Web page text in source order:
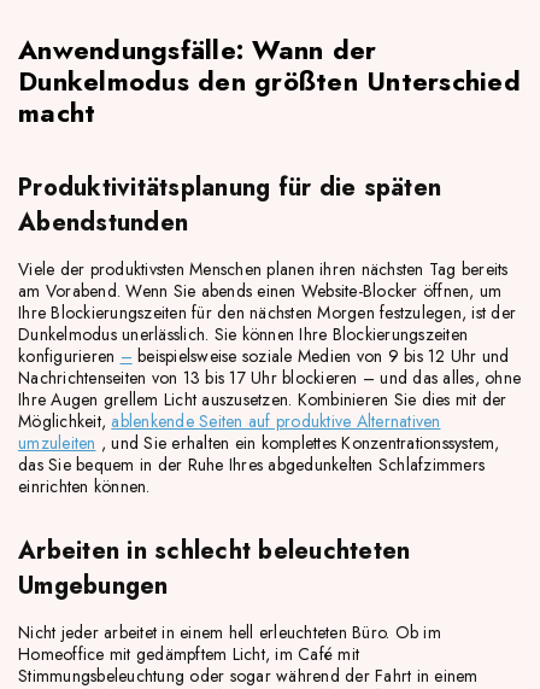
Anwendungsfälle: Wann der
Dunkelmodus den größten Unterschied
macht
Produktivitätsplanung für die späten
Abendstunden
Viele der produktivsten Menschen planen ihren nächsten Tag bereits
am Vorabend. Wenn Sie abends einen Website-Blocker öffnen, um
Ihre Blockierungszeiten für den nächsten Morgen festzulegen, ist der
Dunkelmodus unerlässlich. Sie können Ihre Blockierungszeiten
konfigurieren – beispielsweise soziale Medien von 9 bis 12 Uhr und
Nachrichtenseiten von 13 bis 17 Uhr blockieren – und das alles, ohne
Ihre Augen grellem Licht auszusetzen. Kombinieren Sie dies mit der
Möglichkeit, ablenkende Seiten auf produktive Alternativen
umzuleiten , und Sie erhalten ein komplettes Konzentrationssystem,
das Sie bequem in der Ruhe Ihres abgedunkelten Schlafzimmers
einrichten können.
Arbeiten in schlecht beleuchteten
Umgebungen
Nicht jeder arbeitet in einem hell erleuchteten Büro. Ob im
Homeoffice mit gedämpftem Licht, im Café mit
Stimmungsbeleuchtung oder sogar während der Fahrt in einem